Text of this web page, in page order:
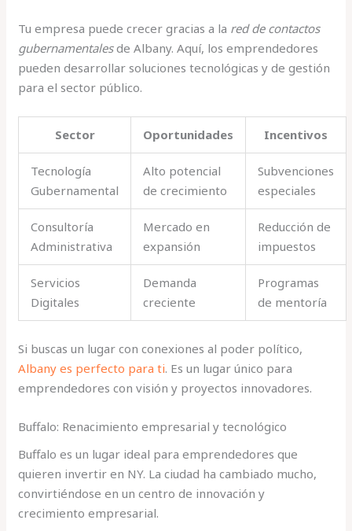
Tu empresa puede crecer gracias a la red de contactos
gubernamentalesde Albany. Aquí, los emprendedores
pueden desarrollar soluciones tecnológicas y de gestión
para el sector público.
Sector Oportunidades Incentivos
Tecnología
Gubernamental
Alto potencial
de crecimiento
Subvenciones
especiales
Consultoría
Administrativa
Mercado en
expansión
Reducción de
impuestos
Servicios
Digitales
Demanda
creciente
Programas
de mentoría
Si buscas un lugar con conexiones al poder político,
Albany es perfecto para ti. Es un lugar único para
emprendedores con visión y proyectos innovadores.
Buffalo: Renacimiento empresarial y tecnológico
Buffalo es un lugar ideal para emprendedores que
quieren invertir en NY. La ciudad ha cambiado mucho,
convirtiéndose en un centro de innovación y
crecimiento empresarial.